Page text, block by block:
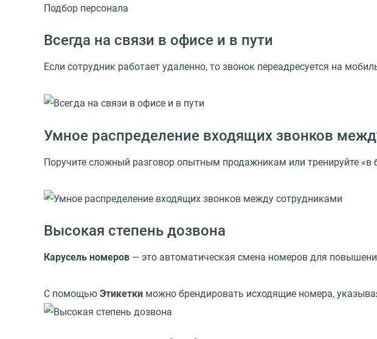
Подбор персонала
Всегда на связи в офисе и в пути
Если сотрудник работает удаленно, то звонок переадресуется на
Умное распределение входящих звонков
Поручите сложный разговор опытным продажникам или тренируйте
Высокая степень дозвона
Карусель номеров — это автоматическая смена номеров для
С помощью Этикетки можно брендировать исходящие номера,